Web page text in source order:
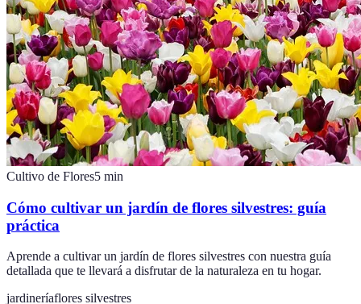
Cultivo de Flores5 min
Cómo cultivar un jardín de flores silvestres: guía
práctica
Aprende a cultivar un jardín de flores silvestres con nuestra guía
detallada que te llevará a disfrutar de la naturaleza en tu hogar.
jardineríaflores silvestres